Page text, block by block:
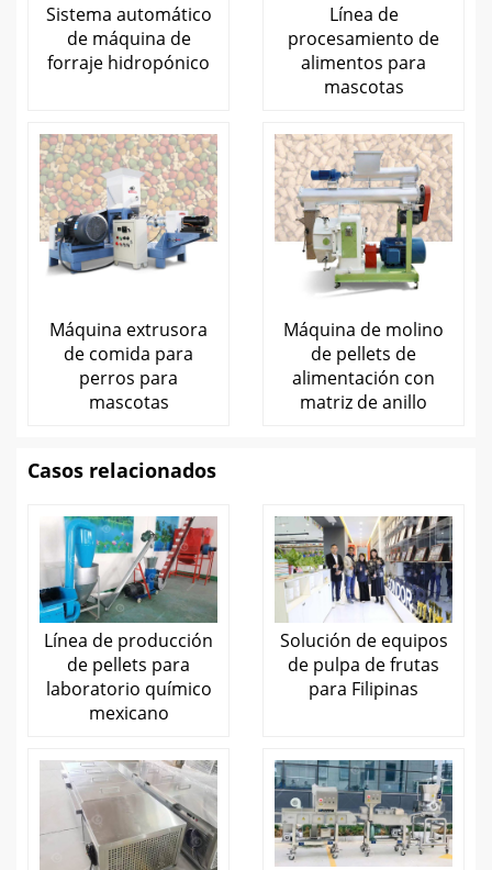
Sistema automático
de máquina de
forraje hidropónico
Línea de
procesamiento de
alimentos para
mascotas
Máquina extrusora
de comida para
perros para
mascotas
Máquina de molino
de pellets de
alimentación con
matriz de anillo
Casos relacionados
Línea de producción
de pellets para
laboratorio químico
mexicano
Solución de equipos
de pulpa de frutas
para Filipinas